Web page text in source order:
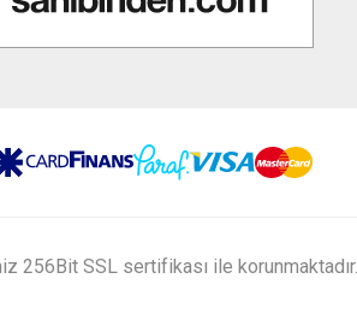
256Bit SSL sertifikası ile korunmaktadır.